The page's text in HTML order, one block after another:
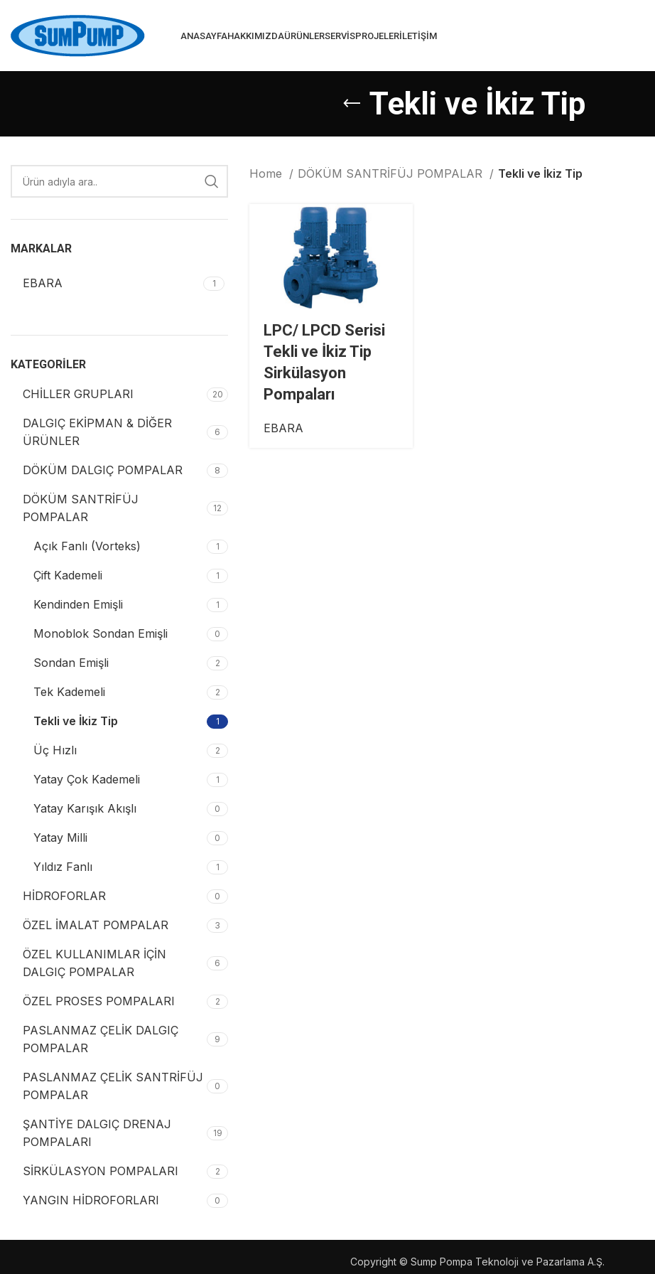
ANASAYFAHAKKIMIZDAÜRÜNLERSERVISPROJELERİLETIŞIM
Tekli ve İkiz Tip
MARKALAR
EBARA 1
KATEGORILER
CHİLLER GRUPLARI 20
DALGIÇ EKİPMAN & DİĞER
ÜRÜNLER
6
DÖKÜM DALGIÇ POMPALAR 8
DÖKÜM SANTRİFÜJ
POMPALAR
12
Açık Fanlı (Vorteks) 1
Çift Kademeli 1
Kendinden Emişli 1
Monoblok Sondan Emişli 0
Sondan Emişli 2
Tek Kademeli 2
Tekli ve İkiz Tip 1
Üç Hızlı 2
Yatay Çok Kademeli 1
Yatay Karışık Akışlı 0
Yatay Milli 0
Yıldız Fanlı 1
HİDROFORLAR 0
ÖZEL İMALAT POMPALAR 3
ÖZEL KULLANIMLAR İÇİN
DALGIÇ POMPALAR
6
ÖZEL PROSES POMPALARI 2
PASLANMAZ ÇELİK DALGIÇ
POMPALAR
9
PASLANMAZ ÇELİK SANTRİFÜJ
POMPALAR
0
ŞANTİYE DALGIÇ DRENAJ
POMPALARI
19
SİRKÜLASYON POMPALARI 2
YANGIN HİDROFORLARI 0
Home DÖKÜM SANTRİFÜJ POMPALAR Tekli ve İkiz Tip
LPC/ LPCD Serisi
Tekli ve İkiz Tip
Sirkülasyon
Pompaları
EBARA
Copyright © Sump Pompa Teknoloji ve Pazarlama A.Ş.